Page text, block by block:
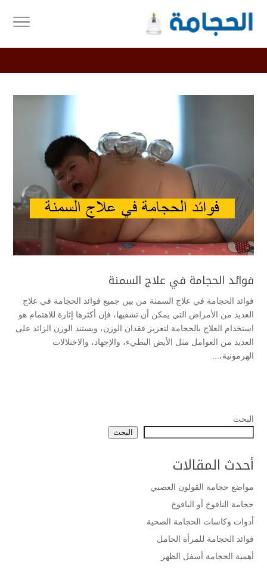
فوائد الحجامة في علاج السمنة
فوائد الحجامة في علاج السمنة من بين جميع فوائد الحجامة في علاج
العديد من الأمراض التي يمكن أن تشفيها، فإن أكثرها إثارة للاهتمام هو
استخدام العلاج بالحجامة لتعزيز فقدان الوزن، ويستند الوزن الزائد على
العديد من العوامل مثل الأيض البطيء، والإجهاد، والاختلالات
الهرمونية،...
البحث
البحث
أحدث المقالات
مواضع حجامة القولون العصبي
حجامة النافوخ أو اليافوخ
أدوات وكاسات الحجامة الصحية
فوائد الحجامة للمرأة الحامل
أهمية الحجامة أسفل الظهر